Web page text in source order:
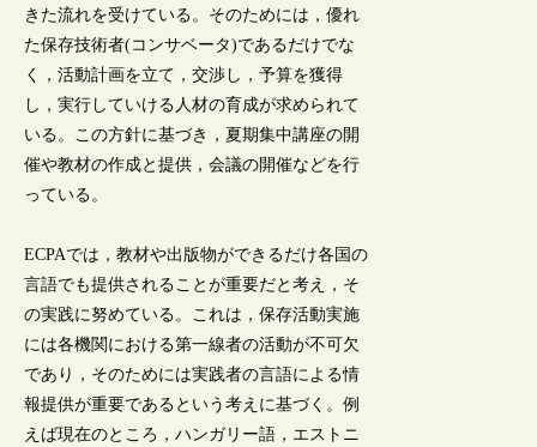
きた流れを受けている。そのためには，優れ
た保存技術者(コンサベータ)であるだけでな
く，活動計画を立て，交渉し，予算を獲得
し，実行していける人材の育成が求められて
いる。この方針に基づき，夏期集中講座の開
催や教材の作成と提供，会議の開催などを行
っている。
ECPAでは，教材や出版物ができるだけ各国の
言語でも提供されることが重要だと考え，そ
の実践に努めている。これは，保存活動実施
には各機関における第一線者の活動が不可欠
であり，そのためには実践者の言語による情
報提供が重要であるという考えに基づく。例
えば現在のところ，ハンガリー語，エストニ